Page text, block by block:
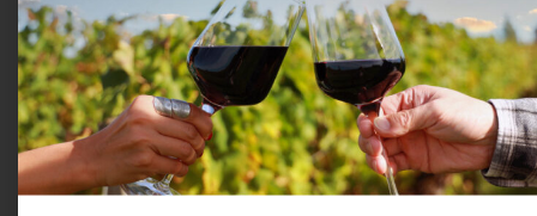
VINI,VINO BIANCO
Bastianich Winery
12,71€ IVA Inclusa
LEGGI TUTTO
VINI,VINO BIANCO
Bastianich Winery
12,56€ IVA Inclusa
AGGIUNGI AL CARRELLO
ESAURITO